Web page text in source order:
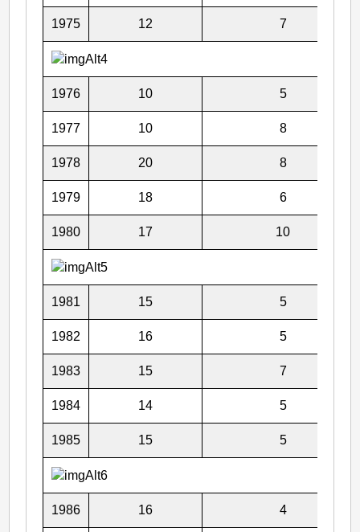
1975 12 7
1976 10 5
1977 10 8
1978 20 8
1979 18 6
1980 17 10
1981 15 5
1982 16 5
1983 15 7
1984 14 5
1985 15 5
1986 16 4